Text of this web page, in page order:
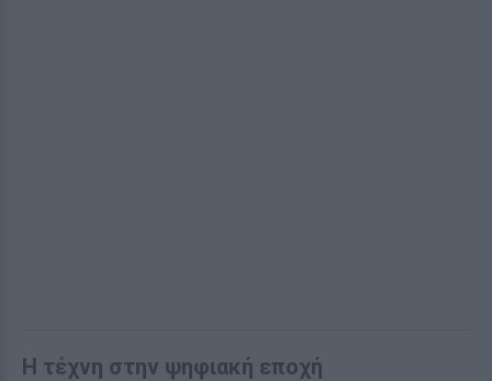
Η τέχνη στην ψηφιακή εποχή